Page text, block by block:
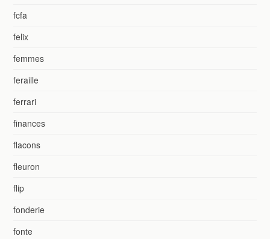
fcfa
felix
femmes
feraille
ferrari
finances
flacons
fleuron
flip
fonderie
fonte